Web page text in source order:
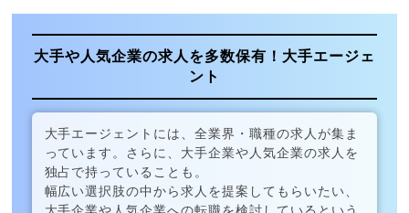
大手や人気企業の求人を多数保有！大手エージェ
ント
大手エージェントには、全業界・職種の求人が集ま
っています。さらに、大手企業や人気企業の求人を
独占で持っていることも。
幅広い選択肢の中から求人を提案してもらいたい、